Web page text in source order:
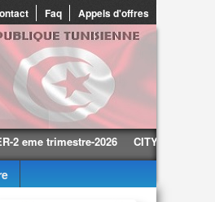
Faq Appels d'offres
trimestre-2026 CITY CARS-2 eme